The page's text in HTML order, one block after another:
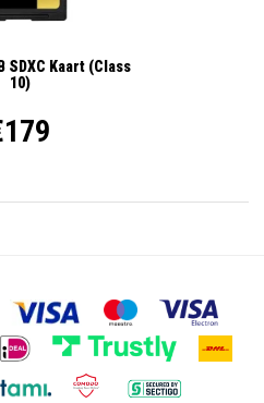
SDXC Kaart (Class
10)